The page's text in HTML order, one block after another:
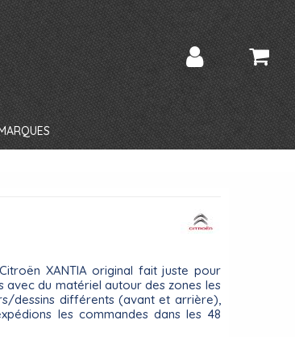
XANTIA original fait juste pour
du matériel autour des zones les
dessins différents (avant et arrière),
les commandes dans les 48